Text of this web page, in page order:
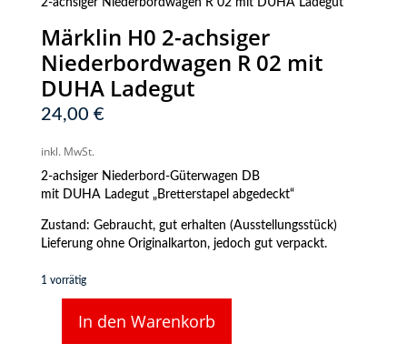
2-achsiger Niederbordwagen R 02 mit DUHA Ladegut
Märklin H0 2-achsiger
Niederbordwagen R 02 mit
DUHA Ladegut
24,00 €
inkl. MwSt.
2-achsiger Niederbord-Güterwagen DB
mit DUHA Ladegut „Bretterstapel abgedeckt“
Zustand: Gebraucht, gut erhalten (Ausstellungsstück)
Lieferung ohne Originalkarton, jedoch gut verpackt.
1 vorrätig
MärklinIn den Warenkorb